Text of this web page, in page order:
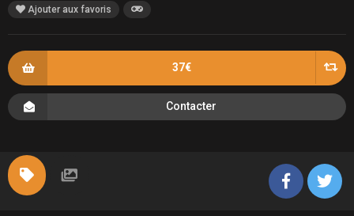
Ajouter aux favoris
37€
Contacter